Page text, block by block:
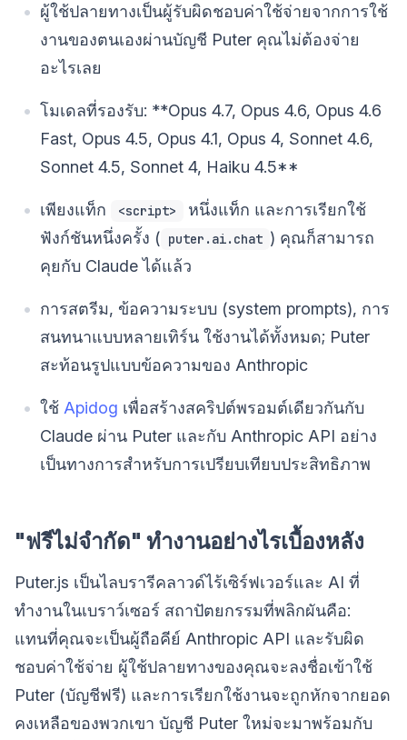
ผู้ใช้ปลายทางเป็นผู้รับผิดชอบค่าใช้จ่ายจากการใช้
งานของตนเองผ่านบัญชี Puter คุณไม่ต้องจ่าย
อะไรเลย
โมเดลที่รองรับ: **Opus 4.7, Opus 4.6, Opus 4.6
Fast, Opus 4.5, Opus 4.1, Opus 4, Sonnet 4.6,
Sonnet 4.5, Sonnet 4, Haiku 4.5**
เพียงแท็ก <script>
หนึ่งแท็ก และการเรียกใช้
ฟังก์ชันหนึ่งครั้ง ( puter.ai.chat ) คุณก็สามารถ
คุยกับ Claude ได้แล้ว
การสตรีม, ข้อความระบบ (system prompts), การ
สนทนาแบบหลายเทิร์น ใช้งานได้ทั้งหมด; Puter
สะท้อนรูปแบบข้อความของ Anthropic
ใช้ Apidog เพื่อสร้างสคริปต์พรอมต์เดียวกันกับ
Claude ผ่าน Puter และกับ Anthropic API อย่าง
เป็นทางการสำหรับการเปรียบเทียบประสิทธิภาพ
"ฟรีไม่จำกัด" ทำงานอย่างไรเบื้องหลัง
Puter.js เป็นไลบรารีคลาวด์ไร้เซิร์ฟเวอร์และ AI ที่
ทำงานในเบราว์เซอร์ สถาปัตยกรรมที่พลิกผันคือ:
แทนที่คุณจะเป็นผู้ถือคีย์ Anthropic API และรับผิด
ชอบค่าใช้จ่าย ผู้ใช้ปลายทางของคุณจะลงชื่อเข้าใช้
Puter (บัญชีฟรี) และการเรียกใช้งานจะถูกหักจากยอด
คงเหลือของพวกเขา บัญชี Puter ใหม่จะมาพร้อมกับ